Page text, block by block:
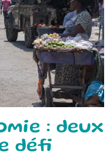
: deux
défi